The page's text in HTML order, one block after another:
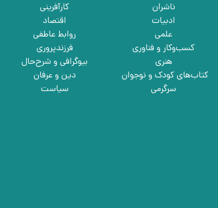
ناشران
ادبیات
علمی
کسب‌وکار و فناوری
هنری
کتاب‌های کودک و نوجوان
سرگرمی
کارآفرینی
اقتصاد
روابط عاطفی
فرزندپروری
بیوگرافی و شرح‌حال
دین و عرفان
سیاست